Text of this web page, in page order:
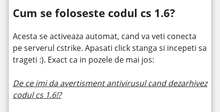
Cum se foloseste codul cs 1.6?
Acesta se activeaza automat, cand va veti conecta
pe serverul cstrike. Apasati click stanga si incepeti sa
trageti :). Exact ca in pozele de mai jos:
De ce imi da avertisment antivirusul cand dezarhivez
codul cs 1.6!?